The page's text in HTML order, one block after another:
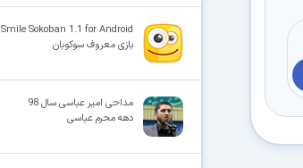
Smile Sokoban 1.1 for Android
بازی معروف سوکوبان
مداحی امیر عباسی سال 98
دهه محرم عباسی